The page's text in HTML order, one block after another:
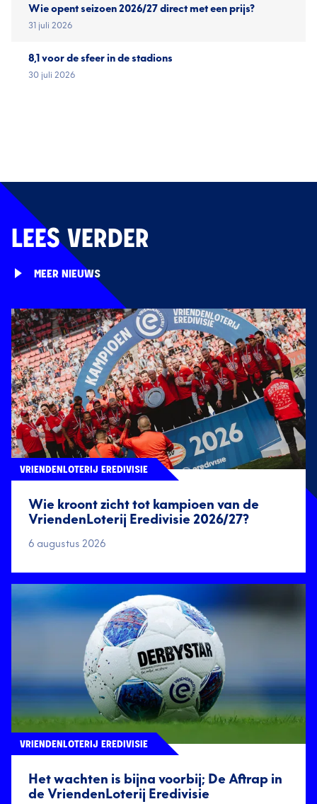
Wie opent seizoen 2026/27 direct met een prijs?
31 juli 2026
8,1 voor de sfeer in de stadions
30 juli 2026
LEES VERDER
MEER NIEUWS
Wie kroont zicht tot kampioen van de
VriendenLoterij Eredivisie 2026/27?
VRIENDENLOTERIJ EREDIVISIE
6 augustus 2026
Het wachten is bijna voorbij; De Aftrap in
de VriendenLoterij Eredivisie
VRIENDENLOTERIJ EREDIVISIE